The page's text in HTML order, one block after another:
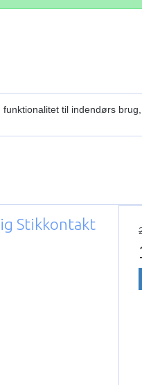
til indendørs
Stikkontakt